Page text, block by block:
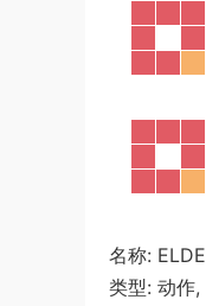
名称:
类型: 动作